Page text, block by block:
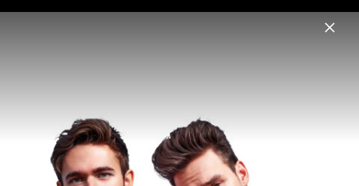
Menu
Home News Videos
Pressefotos "Telos" (2024)